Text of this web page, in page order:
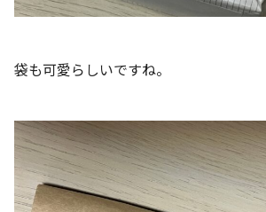
袋も可愛らしいですね。